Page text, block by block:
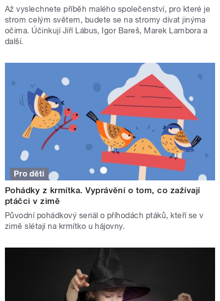
Až vyslechnete příběh malého společenství, pro které je
strom celým světem, budete se na stromy dívat jinýma
očima. Účinkují Jiří Lábus, Igor Bareš, Marek Lambora a
další.
Pro děti
Pohádky z krmítka. Vyprávění o tom, co zažívají
ptáčci v zimě
Původní pohádkový seriál o příhodách ptáků, kteří se v
zimě slétají na krmítko u hájovny.